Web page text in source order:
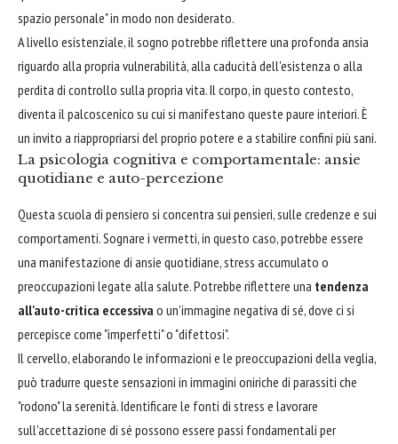
spazio personale" in modo non desiderato.
A livello esistenziale, il sogno potrebbe riflettere una profonda ansia
riguardo alla propria vulnerabilità, alla caducità dell'esistenza o alla
perdita di controllo sulla propria vita. Il corpo, in questo contesto,
diventa il palcoscenico su cui si manifestano queste paure interiori. È
un invito a riappropriarsi del proprio potere e a stabilire confini più sani.
La psicologia cognitiva e comportamentale: ansie
quotidiane e auto-percezione
Questa scuola di pensiero si concentra sui pensieri, sulle credenze e sui
comportamenti. Sognare i vermetti, in questo caso, potrebbe essere
una manifestazione di ansie quotidiane, stress accumulato o
preoccupazioni legate alla salute. Potrebbe riflettere una tendenza
all'auto-critica eccessiva o un'immagine negativa di sé, dove ci si
percepisce come "imperfetti" o "difettosi".
Il cervello, elaborando le informazioni e le preoccupazioni della veglia,
può tradurre queste sensazioni in immagini oniriche di parassiti che
"rodono" la serenità. Identificare le fonti di stress e lavorare
sull'accettazione di sé possono essere passi fondamentali per